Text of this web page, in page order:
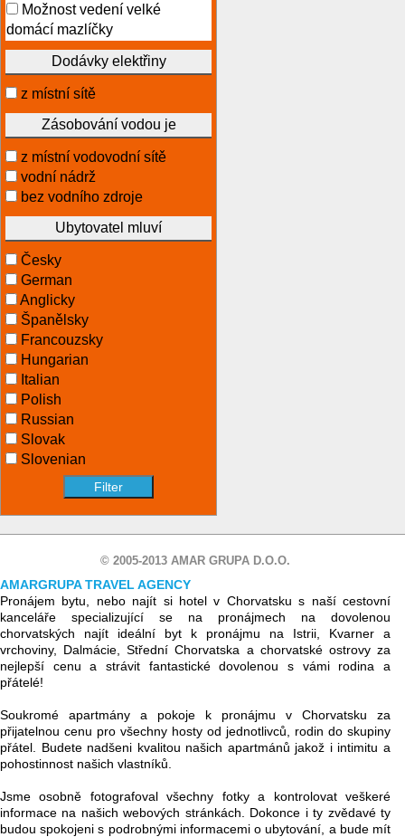
Možnost vedení velké
domácí mazlíčky
Dodávky elektřiny
z místní sítě
Zásobování vodou je
z místní vodovodní sítě
vodní nádrž
bez vodního zdroje
Ubytovatel mluví
Česky
German
Anglicky
Španělsky
Francouzsky
Hungarian
Italian
Polish
Russian
Slovak
Slovenian
© 2005-2013 AMAR GRUPA D.O.O.
AMARGRUPA TRAVEL AGENCY
Pronájem bytu, nebo najít si hotel v Chorvatsku s naší cestovní
kanceláře specializující se na pronájmech na dovolenou
chorvatských najít ideální byt k pronájmu na Istrii, Kvarner a
vrchoviny, Dalmácie, Střední Chorvatska a chorvatské ostrovy za
nejlepší cenu a strávit fantastické dovolenou s vámi rodina a
přátelé!
Soukromé apartmány a pokoje k pronájmu v Chorvatsku za
přijatelnou cenu pro všechny hosty od jednotlivců, rodin do skupiny
přátel. Budete nadšeni kvalitou našich apartmánů jakož i intimitu a
pohostinnost našich vlastníků.
Jsme osobně fotografoval všechny fotky a kontrolovat veškeré
informace na našich webových stránkách. Dokonce i ty zvědavé ty
budou spokojeni s podrobnými informacemi o ubytování, a bude mít